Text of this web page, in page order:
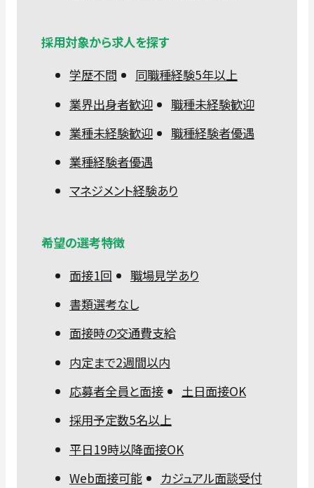
採用対象から求人を探す
学歴不問
同職種経験5年以上
業界出身者歓迎
職種未経験歓迎
業種未経験歓迎
職種経験者優遇
業種経験者優遇
マネジメント経験あり
希望の選考特徴
面接1回
職場見学あり
書類選考なし
面接時の交通費支給
内定まで2週間以内
応募者全員と面接
土日面接OK
採用予定数5名以上
平日19時以降面接OK
Web面接可能
カジュアル面談受付